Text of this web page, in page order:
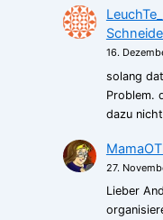
16.
solang
Problem.
dazu
27.
Lieber